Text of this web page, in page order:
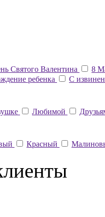
Святого Валентина
8
ребенка С
Любимой
Красный